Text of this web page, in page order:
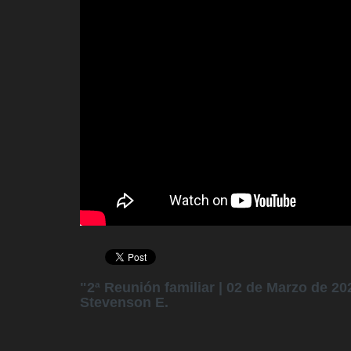
"2ª Reunión familiar | 02 de Marzo de
Stevenson E.